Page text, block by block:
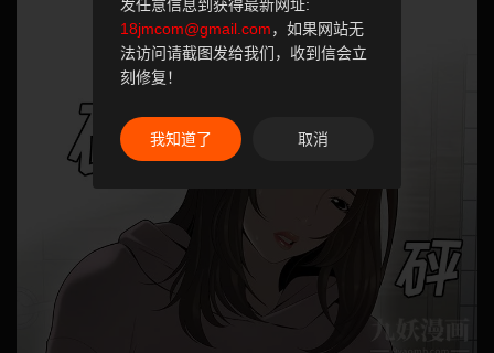
发任意信息到获得最新网址:
18jmcom@gmail.com，如果网站无
法访问请截图发给我们，收到信会立
刻修复！
我知道了 取消